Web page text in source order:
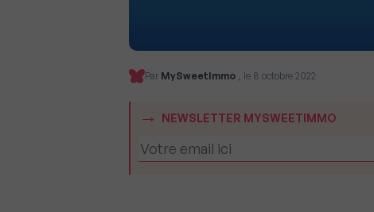
Par MySweetImmo , le 8 octobre 2022
NEWSLETTER MYSWEETIMMO